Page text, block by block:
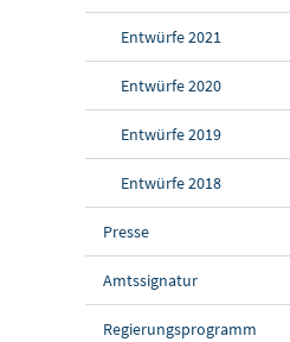
Entwürfe 2021
Entwürfe 2020
Entwürfe 2019
Entwürfe 2018
Presse
Amtssignatur
Regierungsprogramm